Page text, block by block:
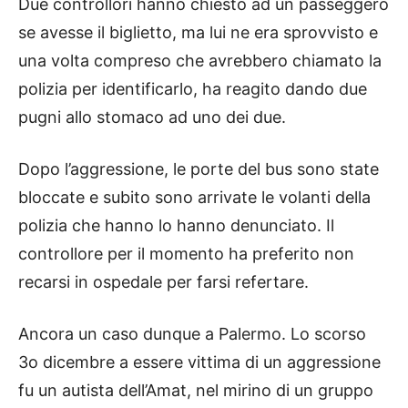
Due controllori hanno chiesto ad un passeggero
se avesse il biglietto, ma lui ne era sprovvisto e
una volta compreso che avrebbero chiamato la
polizia per identificarlo, ha reagito dando due
pugni allo stomaco ad uno dei due.
Dopo l’aggressione, le porte del bus sono state
bloccate e subito sono arrivate le volanti della
polizia che hanno lo hanno denunciato. Il
controllore per il momento ha preferito non
recarsi in ospedale per farsi refertare.
Ancora un caso dunque a Palermo. Lo scorso
3o dicembre a essere vittima di un aggressione
fu un autista dell’Amat, nel mirino di un gruppo